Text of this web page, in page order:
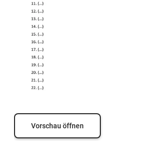
Vorschau öffnen